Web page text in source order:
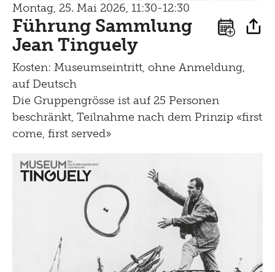
Montag, 25. Mai 2026, 11:30-12:30
Führung Sammlung
Jean Tinguely
Kosten: Museumseintritt, ohne Anmeldung,
auf Deutsch
Die Gruppengrösse ist auf 25 Personen
beschränkt, Teilnahme nach dem Prinzip «first
come, first served»